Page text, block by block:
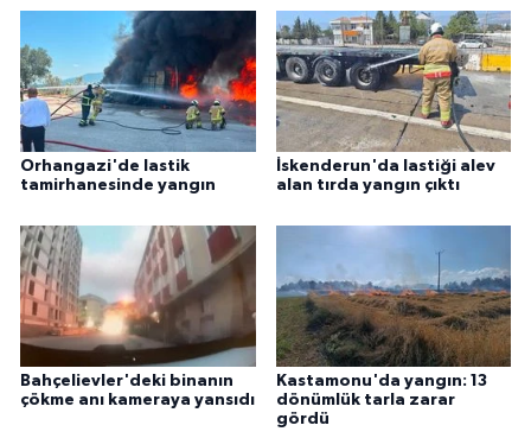
Orhangazi'de lastik
tamirhanesinde yangın
İskenderun'da lastiği alev
alan tırda yangın çıktı
Bahçelievler'deki binanın
çökme anı kameraya yansıdı
Kastamonu'da yangın: 13
dönümlük tarla zarar
gördü